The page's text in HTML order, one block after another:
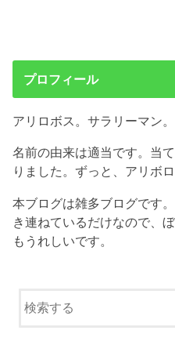
プロフィール
アリロボス。サラリーマン。
名前の由来は適当です。当
りました。ずっと、アリボ
本ブログは雑多ブログです
き連ねているだけなので、
もうれしいです。